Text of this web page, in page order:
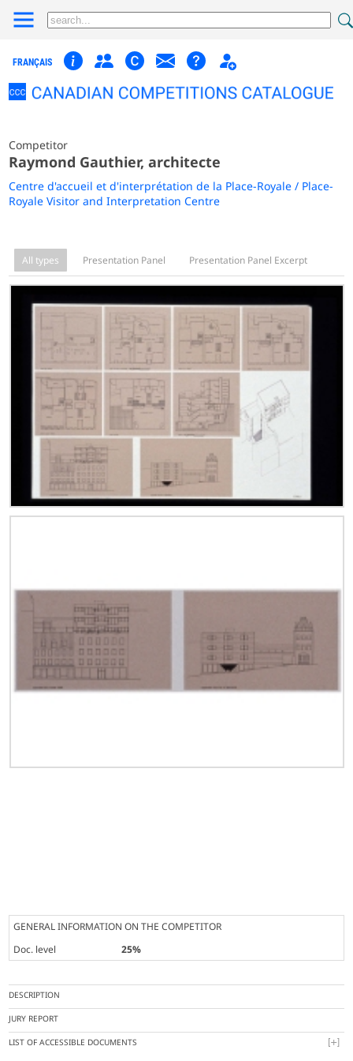
FRANÇAIS
Competitor
Raymond Gauthier, architecte
Centre d'accueil et d'interprétation de la Place-Royale / Place-
Royale Visitor and Interpretation Centre
All types Presentation Panel Presentation Panel Excerpt
GENERAL INFORMATION ON THE COMPETITOR
Doc. level
25%
DESCRIPTION
JURY REPORT
LIST OF ACCESSIBLE DOCUMENTS